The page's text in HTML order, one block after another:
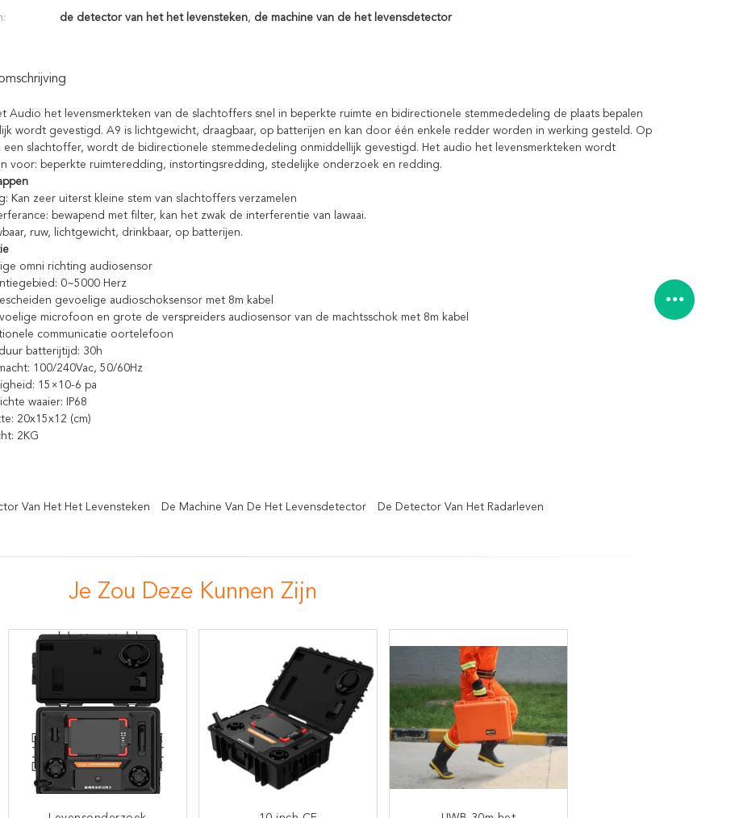
de detector van het het levensteken, de machine van de het levensdetector
Audio het levensmerkteken van de slachtoffers snel in beperkte ruimte en bidirectionele stemmededeling de plaats bepalen
wordt gevestigd. A9 is lichtgewicht, draagbaar, op batterijen en kan door één enkele redder worden in werking gesteld. Op
een slachtoffer, wordt de bidirectionele stemmededeling onmiddellijk gevestigd. Het audio het levensmerkteken wordt
voor: beperkte ruimteredding, instortingsredding, stedelijke onderzoek en redding.
Kan zeer uiterst kleine stem van slachtoffers verzamelen
bewapend met filter, kan het zwak de interferentie van lawaai.
ruw, lichtgewicht, drinkbaar, op batterijen.
omni richting audiosensor
0~5000 Herz
gevoelige audioschoksensor met 8m kabel
microfoon en grote de verspreiders audiosensor van de machtsschok met 8m kabel
communicatie oortelefoon
batterijtijd: 30h
100/240Vac, 50/60Hz
15×10-6 pa
waaier: IP68
20x15x12 (cm)
2KG
Van Het Het Levensteken De Machine Van De Het Levensdetector De Detector Van Het Radarleven
Je Zou Deze Kunnen Zijn